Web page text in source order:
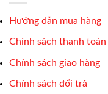
Hướng dẫn mua hàng
Chính sách thanh toán
Chính sách giao hàng
Chính sách đổi trả